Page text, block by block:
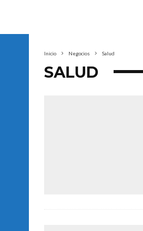
Inicio Negocios Salud
SALUD